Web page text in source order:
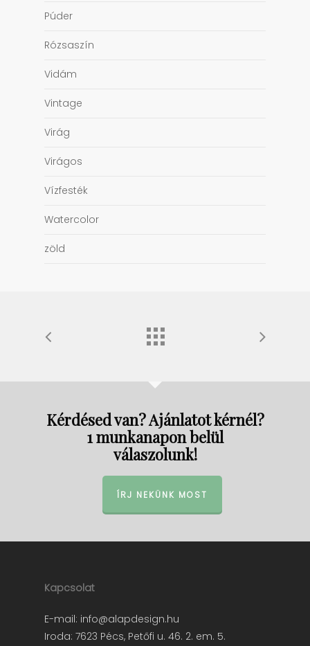
Púder
Rózsaszín
Vidám
Vintage
Virág
Virágos
Vízfesték
Watercolor
zöld
Kérdésed van? Ajánlatot kérnél?
1 munkanapon belül
válaszolunk!
ÍRJ NEKÜNK MOST
Kapcsolat
E-mail: info@alapdesign.hu
Iroda: 7623 Pécs, Petőfi u. 46. 2. em. 5.